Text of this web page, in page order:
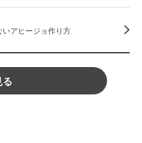
アヒージョ作り方
る